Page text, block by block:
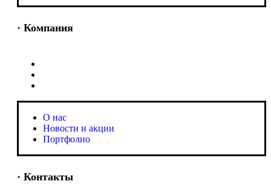
· Компания
O нас
Новости и акции
Портфолио
· Контакты